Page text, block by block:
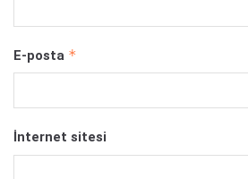
E-posta *
İnternet sitesi